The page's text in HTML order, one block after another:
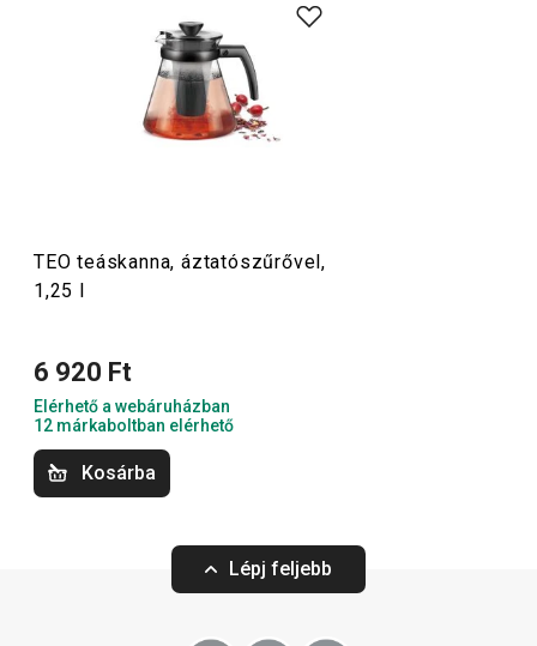
teáskannáink
szűrőkkel rendelkeznek, amelyek ideálisak szálas és
gyógyteák elkészítéséhez. Hőálló boroszilikát üvegből
készítjük őket, és kiváló tulajdonságaiknak köszönhetően
elnyerték a Cseh Minőség díjat. A TEO termékvonalban
TEO teáskanna, áztatószűrővel,
1,25 l
6 920 Ft
Elérhető a webáruházban
12 márkaboltban elérhető
Kosárba
Lépj feljebb